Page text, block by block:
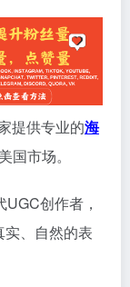
提供专业的海
国市场。
创作者，
、自然的表